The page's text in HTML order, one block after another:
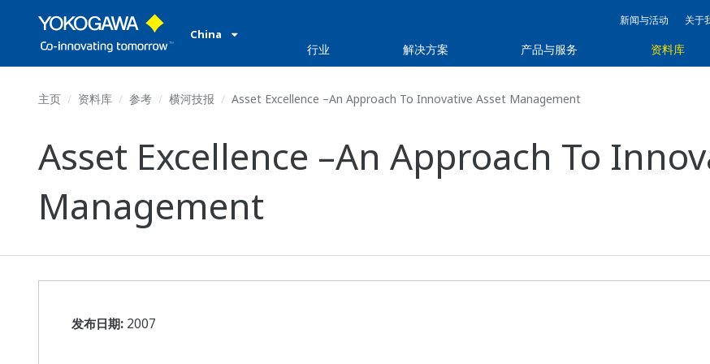
China
新闻与活动 关于
行业 解决方案 产品与服务 资料库
主页 资料库 参考 横河技报 Asset Excellence –An Approach To Innovative Asset Management
Asset Excellence –An Approach To
Management
发布日期: 2007